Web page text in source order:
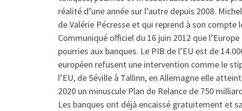
réalité d’une année sur l’autre depuis 2008.
de Valérie Pécresse et qui reprend à son compte
Communiqué officiel du 16 juin 2012 que
pourries aux banques. Le PIB de l’EU est de
européen refusent une intervention comme le
l’EU, de Séville à Tallinn, en Allemagne elle
2020 un minuscule Plan de Relance de 750
Les banques ont déjà encaissé gratuitement et